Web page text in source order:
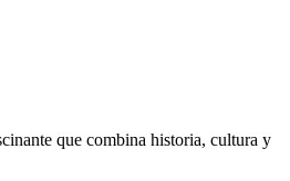
que combina historia, cultura y